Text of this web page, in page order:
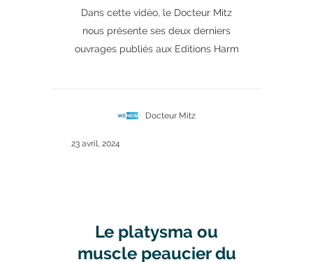
Dans cette vidéo, le Docteur Mitz
nous présente ses deux derniers
ouvrages publiés aux Editions Harm
Docteur Mitz
23 avril, 2024
Le platysma ou
muscle peaucier du